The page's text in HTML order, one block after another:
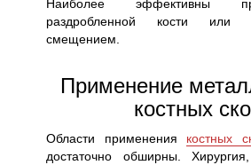
Наиболее эффективны
раздробленной кости или
смещением.
Применение
костных
Области применения костных
достаточно обширны. Хирургия,